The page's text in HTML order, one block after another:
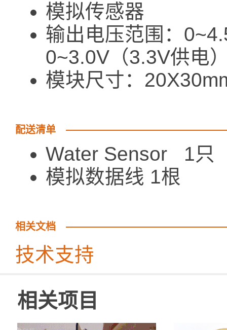
模拟传感器
输出电压范围：
0~3.0V（3.3V供电
模块尺寸：
配送清单
Water Sensor 1只
模拟数据线 1根
相关文档
技术支持
相关项目